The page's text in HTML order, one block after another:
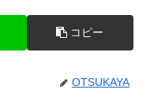
コピー
OTSUKAYA